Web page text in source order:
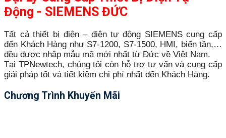
Động - SIEMENS ĐỨC
Tất cả thiết bị điện – điện tự động SIEMENS cung cấp
đến Khách Hàng như S7-1200, S7-1500, HMI, biến tần,…
đều được nhập mẫu mã mới nhất từ Đức về Việt Nam.
Tại TPNewtech, chúng tôi còn hỗ trợ tư vấn và cung cấp
giải pháp tốt và tiết kiệm chi phí nhất đến Khách Hàng.
Chương Trình Khuyến Mãi